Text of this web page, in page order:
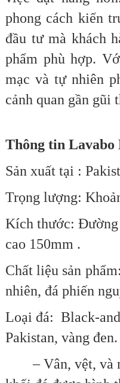
phong cách kiến
đầu tư mà khách
phẩm phù hợp.
mạc và tự nhiên
cảnh quan gần gũi
Thông tin
Sản xuất tại :
Trọng lượng:
Kích thước: Ðường
cao 150mm .
Chất liệu sản
nhiên, đá phiến
Loại đá: Black-
Pakistan, vàng đen.
– Vân, vệt, và